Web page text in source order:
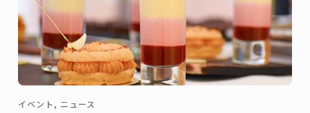
イベント, ニュース